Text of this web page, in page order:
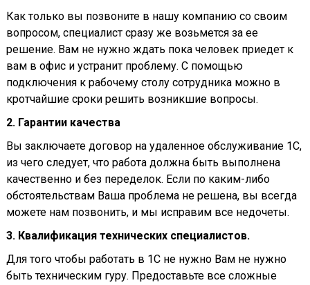
Как только вы позвоните в нашу компанию со своим
вопросом, специалист сразу же возьмется за ее
решение. Вам не нужно ждать пока человек приедет к
вам в офис и устранит проблему. С помощью
подключения к рабочему столу сотрудника можно в
кротчайшие сроки решить возникшие вопросы.
2. Гарантии качества
Вы заключаете договор на удаленное обслуживание 1С,
из чего следует, что работа должна быть выполнена
качественно и без переделок. Если по каким-либо
обстоятельствам Ваша проблема не решена, вы всегда
можете нам позвонить, и мы исправим все недочеты.
3. Квалификация технических специалистов.
Для того чтобы работать в 1С не нужно Вам не нужно
быть техническим гуру. Предоставьте все сложные